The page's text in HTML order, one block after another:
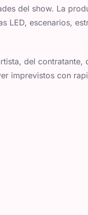
del show. La
LED, escenarios,
del contratante,
imprevistos con